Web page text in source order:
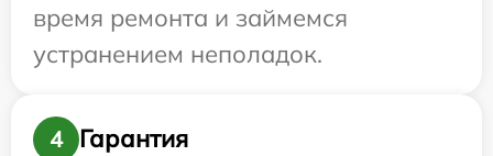
время ремонта и займемся
устранением неполадок.
4
Гарантия